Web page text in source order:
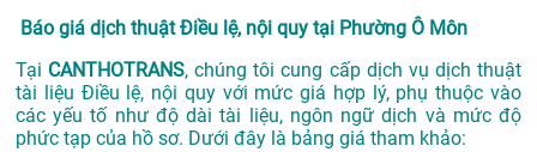
Báo giá dịch thuật Điều lệ, nội quy tại Phường Ô Môn
Tại CANTHOTRANS, chúng tôi cung cấp dịch vụ dịch thuật
tài liệu Điều lệ, nội quy với mức giá hợp lý, phụ thuộc vào
các yếu tố như độ dài tài liệu, ngôn ngữ dịch và mức độ
phức tạp của hồ sơ. Dưới đây là bảng giá tham khảo: